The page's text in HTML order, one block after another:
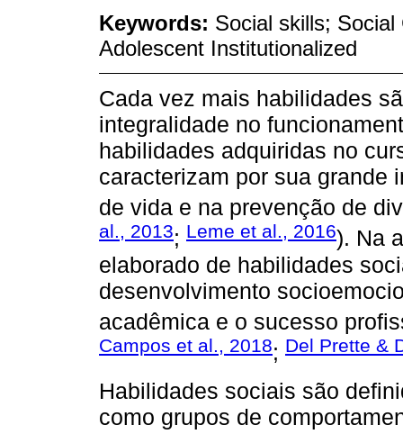
Keywords: Social skills;
Adolescent Institutionalized
Cada vez mais habilidades
integralidade no
habilidades adquiridas no
caracterizam por sua grande
de vida e na prevenção de
al., 2013; Leme et al., 2016). Na
elaborado de habilidades
desenvolvimento
acadêmica e o sucesso
Campos et al., 2018; Del Prette &
Habilidades sociais são
como grupos de